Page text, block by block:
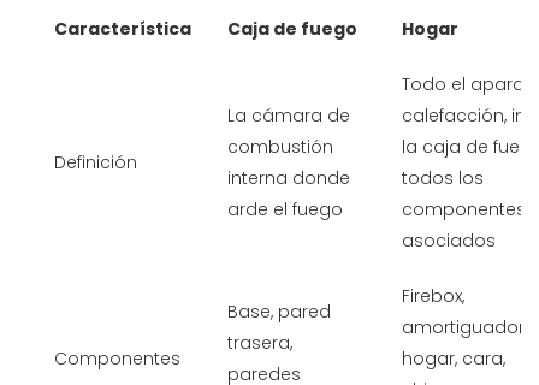
Característica Caja de fuego Hogar
Definición
La cámara de
combustión
interna donde
arde el fuego
Todo el
calefacción,
la caja de
todos los
componentes
asociados
Componentes
Base, pared
trasera,
paredes
Firebox,
amortiguador,
hogar, cara,